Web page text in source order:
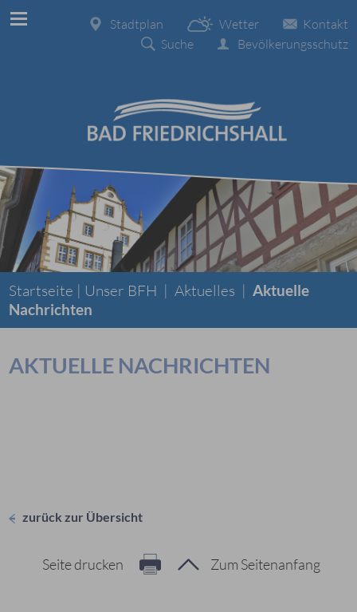
Kontakt
Wetter
Stadtplan
Bevölkerungsschutz
Suche
Startseite | Unser BFH |Aktuelles |Aktuelle
Nachrichten
AKTUELLE NACHRICHTEN
zurück zur Übersicht
Zum Seitenanfang
Seite drucken